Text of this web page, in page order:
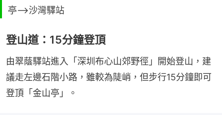
亭——>沙灣驛站
登山道：15分鐘登頂
由翠蔭驛站進入「深圳布心山郊野徑」開始登山，建
議走左邊石階小路，雖較為陡峭，但步行15分鐘即可
登頂「金山亭」。